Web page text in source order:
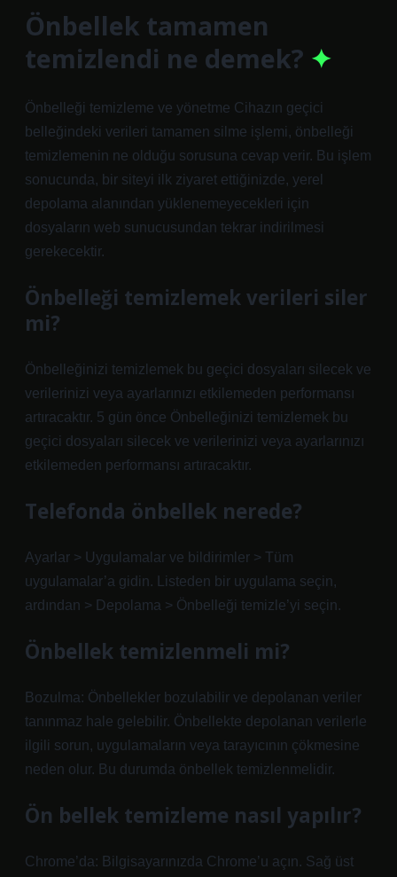
Önbellek tamamen
temizlendi ne demek?
Önbelleği temizleme ve yönetme Cihazın geçici
belleğindeki verileri tamamen silme işlemi, önbelleği
temizlemenin ne olduğu sorusuna cevap verir. Bu işlem
sonucunda, bir siteyi ilk ziyaret ettiğinizde, yerel
depolama alanından yüklenemeyecekleri için
dosyaların web sunucusundan tekrar indirilmesi
gerekecektir.
Önbelleği temizlemek verileri siler
mi?
Önbelleğinizi temizlemek bu geçici dosyaları silecek ve
verilerinizi veya ayarlarınızı etkilemeden performansı
artıracaktır. 5 gün önce Önbelleğinizi temizlemek bu
geçici dosyaları silecek ve verilerinizi veya ayarlarınızı
etkilemeden performansı artıracaktır.
Telefonda önbellek nerede?
Ayarlar > Uygulamalar ve bildirimler > Tüm
uygulamalar’a gidin. Listeden bir uygulama seçin,
ardından > Depolama > Önbelleği temizle’yi seçin.
Önbellek temizlenmeli mi?
Bozulma: Önbellekler bozulabilir ve depolanan veriler
tanınmaz hale gelebilir. Önbellekte depolanan verilerle
ilgili sorun, uygulamaların veya tarayıcının çökmesine
neden olur. Bu durumda önbellek temizlenmelidir.
Ön bellek temizleme nasıl yapılır?
Chrome’da: Bilgisayarınızda Chrome’u açın. Sağ üst